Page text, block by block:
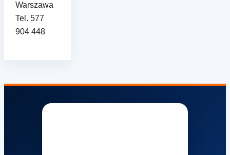
Warszawa
Tel. 577
904 448